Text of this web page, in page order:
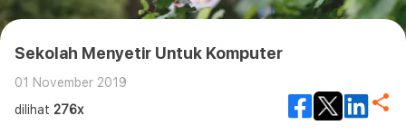
Sekolah Menyetir Untuk Komputer
01 November 2019
dilihat 276x